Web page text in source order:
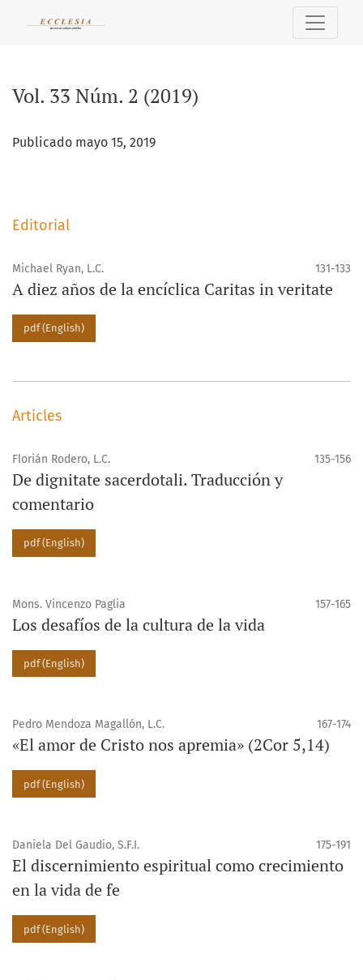
Vol. 33 Núm. 2 (2019)
Publicado mayo 15, 2019
Editorial
Michael Ryan, L.C. 131-133
A diez años de la encíclica Caritas in veritate
pdf (English)
Articles
Florián Rodero, L.C. 135-156
De dignitate sacerdotali. Traducción y
comentario
pdf (English)
Mons. Vincenzo Paglia 157-165
Los desafíos de la cultura de la vida
pdf (English)
Pedro Mendoza Magallón, L.C. 167-174
«El amor de Cristo nos apremia» (2Cor 5,14)
pdf (English)
Daniela Del Gaudio, S.F.I. 175-191
El discernimiento espiritual como crecimiento
en la vida de fe
pdf (English)